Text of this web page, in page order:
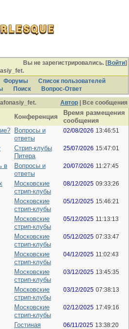
Вы не зарегистрировались. [Войти]
Форумы
Список пользователей
Поиcк
Вопрос-Ответ
Автор | Все сообщения
Конференция
Время размещения
сообщения
Вопросы и
ответы
02/08/2026 13:46:51
Стрип-клубы
Питера
25/07/2026 15:47:01
в
Вопросы и
ответы
20/07/2026 11:27:45
Московские
стрип-клубы
08/12/2025 09:33:26
Московские
стрип-клубы
05/12/2025 15:46:21
Московские
стрип-клубы
05/12/2025 11:13:13
Московские
стрип-клубы
05/12/2025 07:33:47
Московские
стрип-клубы
04/12/2025 11:02:43
Московские
стрип-клубы
03/12/2025 13:45:35
Московские
стрип-клубы
03/12/2025 07:38:13
Московские
стрип-клубы
02/12/2025 17:49:16
Гостиная 06/11/2025 13:38:20